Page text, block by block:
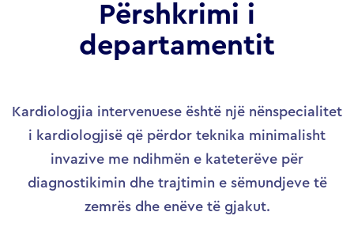
Përshkrimi i
departamentit
Kardiologjia intervenuese është një nënspecialitet
i kardiologjisë që përdor teknika minimalisht
invazive me ndihmën e kateterëve për
diagnostikimin dhe trajtimin e sëmundjeve të
zemrës dhe enëve të gjakut.